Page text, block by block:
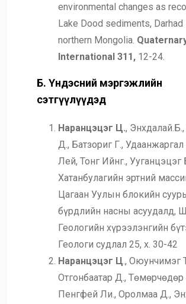
environmental changes as
Lake Dood sediments, Darhad
northern Mongolia.
International 311, 12-24.
Б. Үндэсний мэргэжлийн
сэтгүүлүүдэд
Наранцэцэг Ц.,
Д., Батзориг Г., Удаанжаргал
Лей, Тонг Ийнг., Ууганцэцэг
Хатанбулагийн эртний
Цагаан Уулын блокийн суурь
бүрдлийн насны асуудалд,
Геологийн хүрээлэнгийн
Геологи судлал 25, х. 30-42
Наранцэцэг Ц ., Оюунчимэг
Отгонбаатар Д., Төмөрчөдөр
Пенгфей Ли., Оролмаа Д.,